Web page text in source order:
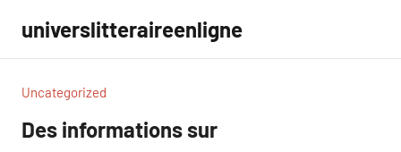
contenu
universlitteraireenligne
Uncategorized
Des informations sur